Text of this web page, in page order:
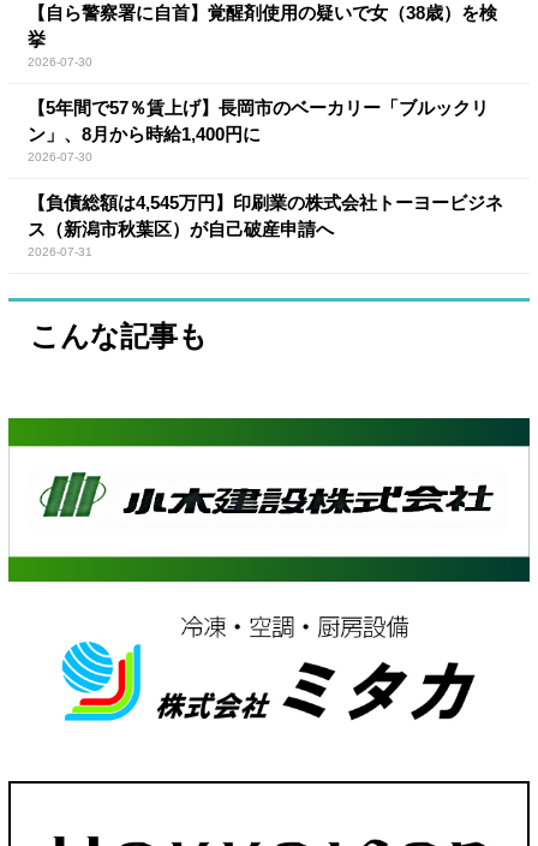
【自ら警察署に自首】覚醒剤使用の疑いで女（38歳）を検
挙
2026-07-30
【5年間で57％賃上げ】長岡市のベーカリー「ブルックリ
ン」、8月から時給1,400円に
2026-07-30
【負債総額は4,545万円】印刷業の株式会社トーヨービジネ
ス（新潟市秋葉区）が自己破産申請へ
2026-07-31
こんな記事も